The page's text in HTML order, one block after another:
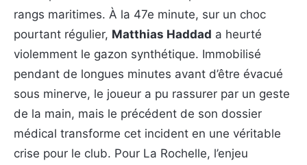
rangs maritimes. À la 47e minute, sur un choc
pourtant régulier, Matthias Haddad a heurté
violemment le gazon synthétique. Immobilisé
pendant de longues minutes avant d’être évacué
sous minerve, le joueur a pu rassurer par un geste
de la main, mais le précédent de son dossier
médical transforme cet incident en une véritable
crise pour le club. Pour La Rochelle, l’enjeu